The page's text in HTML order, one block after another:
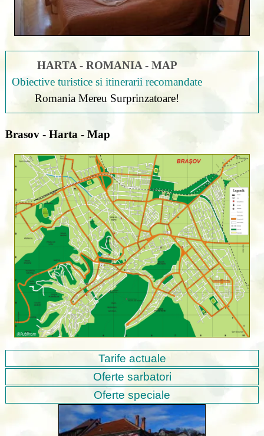
HARTA - ROMANIA - MAP
Obiective turistice si itinerarii recomandate
Romania Mereu Surprinzatoare!
Brasov - Harta - Map
Tarife actuale
Oferte sarbatori
Oferte speciale